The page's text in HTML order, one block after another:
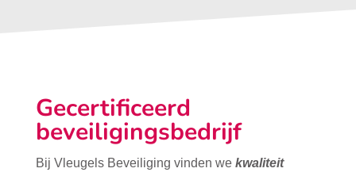
Gecertificeerd
beveiligingsbedrijf
Bij Vleugels Beveiliging vinden we kwaliteit